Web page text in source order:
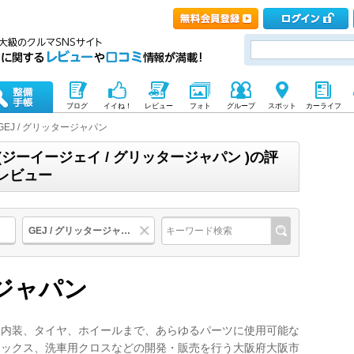
ブログ イイね！ レビュー フォト グループ スポット カーライフ
/ グリッタージャパン
ーイージェイ / グリッタージャパン )の評
ビュー
GEJ / グリッタージャパン
ャパン
装、タイヤ、ホイールまで、あらゆるパーツに使用可能な
クス、洗車用クロスなどの開発・販売を行う大阪府大阪市